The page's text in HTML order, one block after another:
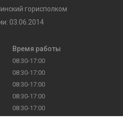
горисполком
03.06.2014
Время работы
08:30-17:00
08:30-17:00
08:30-17:00
08:30-17:00
08:30-17:00